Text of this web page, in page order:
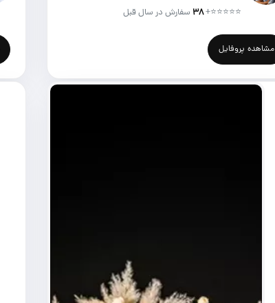
⭐⭐⭐⭐⭐
+۳۸ سفارش در سال قبل
مشاهده پروفایل